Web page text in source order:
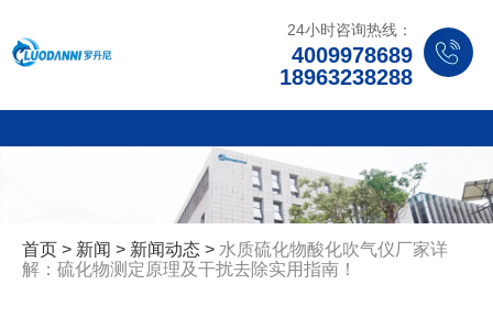
24小时咨询热线：
4009978689
18963238288
首页 > 新闻 > 新闻动态 > 水质硫化物酸化吹气仪厂家详
解：硫化物测定原理及干扰去除实用指南！